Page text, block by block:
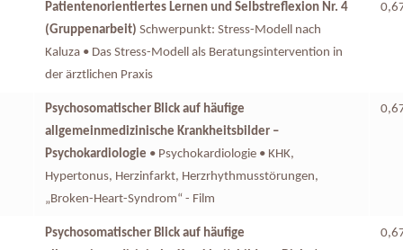
Patientenorientiertes Lernen und Selbstreflexion Nr. 4
(Gruppenarbeit) Schwerpunkt: Stress-Modell nach
Kaluza • Das Stress-Modell als Beratungsintervention in
der ärztlichen Praxis
Psychosomatischer Blick auf häufige
allgemeinmedizinische Krankheitsbilder –
Psychokardiologie • Psychokardiologie • KHK,
Hypertonus, Herzinfarkt, Herzrhythmusstörungen,
„Broken-Heart-Syndrom“ - Film
Psychosomatischer Blick auf häufige